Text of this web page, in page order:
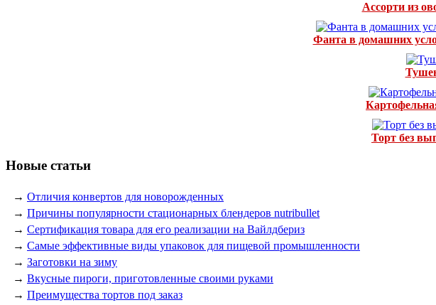
Ассорти из
Фанта в домашних
Торт без
Новые статьи
→ Отличия конвертов для новорожденных
→ Причины популярности стационарных блендеров nutribullet
→ Сертификация товара для его реализации на Вайлдбериз
→ Самые эффективные виды упаковок для пищевой промышленности
→ Заготовки на зиму
→ Вкусные пироги, приготовленные своими руками
→ Преимущества тортов под заказ